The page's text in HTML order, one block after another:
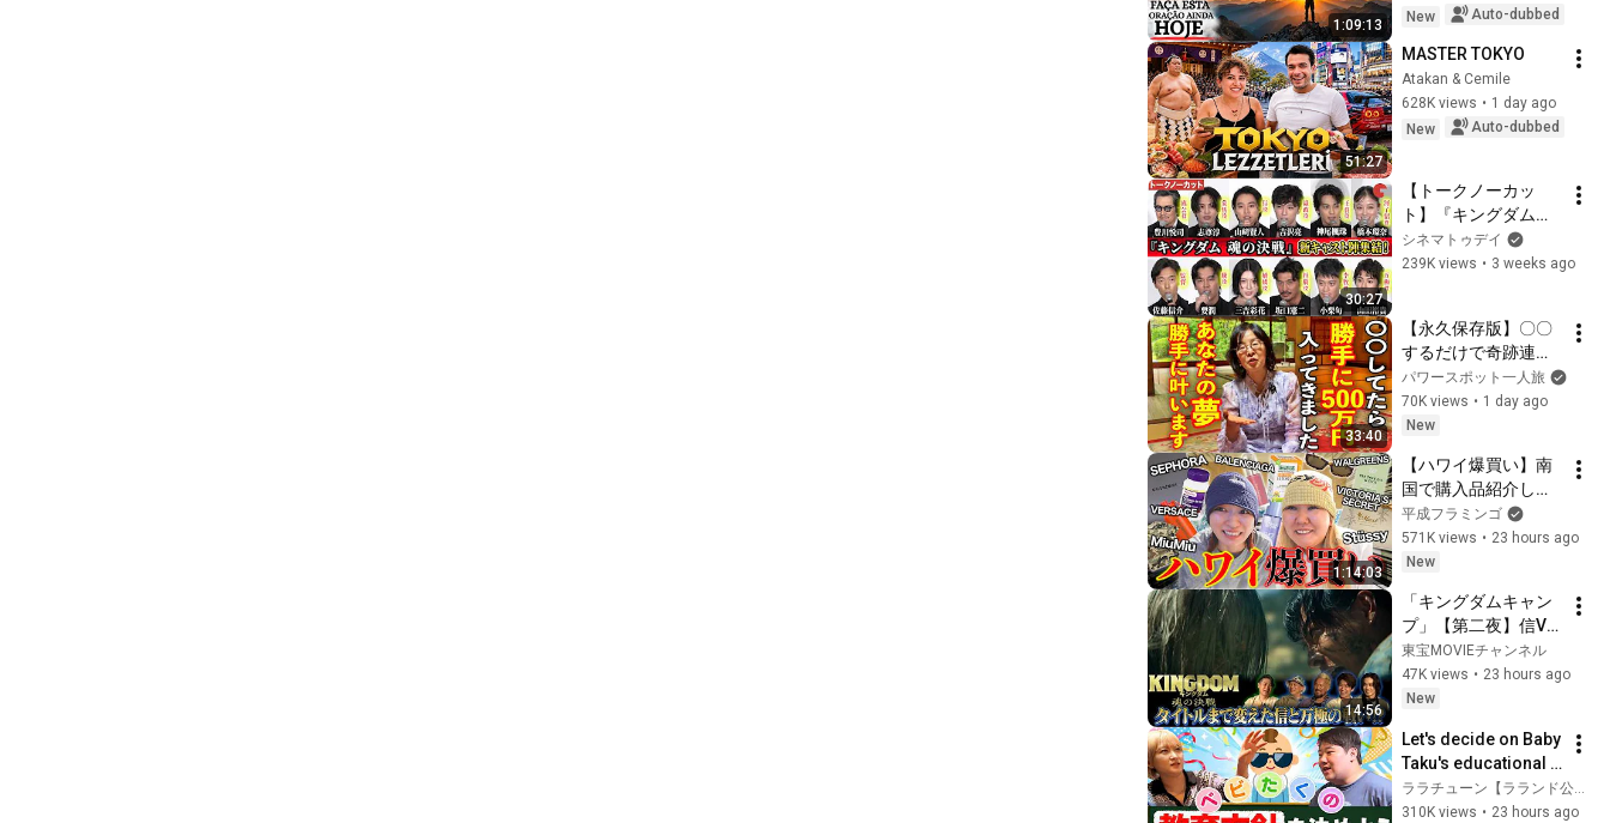
1:09:13
New
Auto-dubbed
51:27
MASTER TOKYO
Atakan & Cemile
628K views • 1 day ago
New
Auto-dubbed
30:27
【トークノーカッ
ト】『キングダム』
山﨑賢人、吉沢亮、
橋本環奈、志尊淳、
悦司、坂口憲二 要
潤、小栗旬、佐藤信
介監督が登壇！映画
『キングダム 魂の決
戦』初日舞台あいさ
つ
シネマトゥデイ
239K views • 3 weeks ago
33:40
【永久保存版】〇〇
するだけで奇跡連発
※人生が激変するた
った一つの方法※夢
を叶える学校武田葉
トインタビュー84
パワースポット一人旅
70K views • 1 day ago
New
1:14:03
【ハワイ爆買い】南
国で購入品紹介して
たらおでこが後退し
てきて緊急育毛
平成フラミンゴ
571K views • 23 hours ago
New
14:56
「キングダムキャン
プ」【第二夜】信VS
万極の一騎打ちシー
ンの裏側！｜映画
『キングダム 魂の決
中！
東宝MOVIEチャンネル
47K views • 23 hours ago
New
Let's decide on Baby
Taku's educational
philosophy.
ララチューン【ラランド公式】
310K views • 23 hours ago